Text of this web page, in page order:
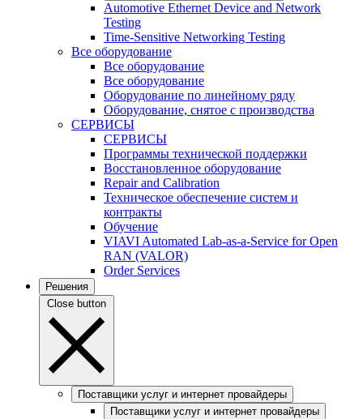
Automotive Ethernet Device and Network
Testing
Time-Sensitive Networking Testing
Все оборудование
Все оборудование
Все оборудование
Оборудование по линейному ряду
Оборудование, снятое с производства
СЕРВИСЫ
СЕРВИСЫ
Программы технической поддержки
Восстановленное оборудование
Repair and Calibration
Техническое обеспечение систем и
контракты
Обучение
VIAVI Automated Lab-as-a-Service for Open
RAN (VALOR)
Order Services
Решения
Close button
Поставщики услуг и интернет провайдеры
Поставщики услуг и интернет провайдеры